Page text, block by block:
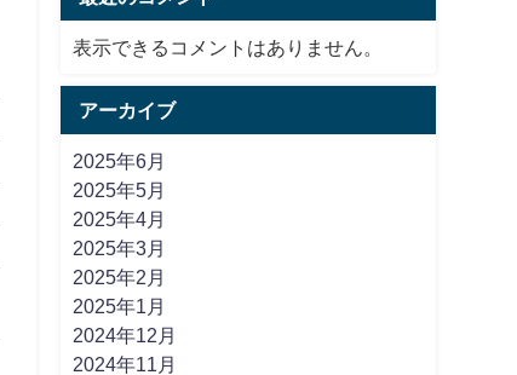
表示できるコメントはありません。
アーカイブ
2025年6月
2025年5月
2025年4月
2025年3月
2025年2月
2025年1月
2024年12月
2024年11月